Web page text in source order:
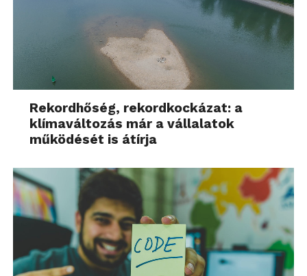
Rekordhőség, rekordkockázat: a
klímaváltozás már a vállalatok
működését is átírja